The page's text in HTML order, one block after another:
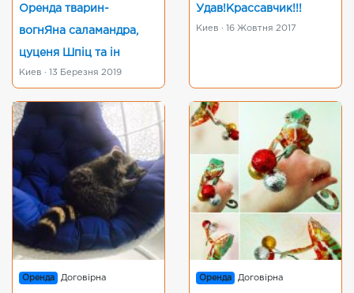
Оренда тварин-
вогнЯна саламандра,
цуценя Шпіц та ін
Киев · 13 Березня 2019
Удав!Крассавчик!!!
Киев · 16 Жовтня 2017
Оренда Договірна Оренда Договірна